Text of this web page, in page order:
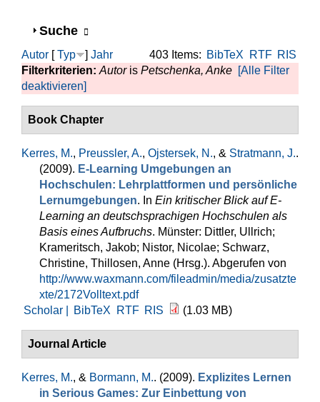
Anzeigen
Suche
403 Items: BibTeX RTF RIS
Autor [Typ ] Jahr
Filterkriterien: Autoris Petschenka, Anke [Alle Filter
deaktivieren]
Book Chapter
Kerres, M., Preussler, A., Ojstersek, N., & Stratmann, J..
(2009). E-Learning Umgebungen an
Hochschulen: Lehrplattformen und persönliche
Lernumgebungen. In Ein kritischer Blick auf E-
Learning an deutschsprachigen Hochschulen als
Basis eines Aufbruchs. Münster: Dittler, Ullrich;
Krameritsch, Jakob; Nistor, Nicolae; Schwarz,
Christine, Thillosen, Anne (Hrsg.). Abgerufen von
http://www.waxmann.com/fileadmin/media/zusatzte
xte/2172Volltext.pdf
Scholar |
BibTeX RTF RIS (1.03 MB)
Journal Article
Kerres, M., & Bormann, M.. (2009). Explizites Lernen
in Serious Games: Zur Einbettung von